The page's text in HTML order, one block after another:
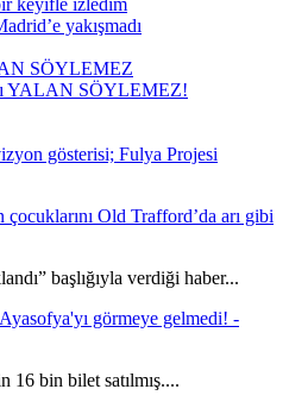
yakışmadı
YALAN SÖYLEMEZ!
gösterisi; Fulya Projesi
Old Trafford’da arı gibi
başlığıyla verdiği haber...
görmeye gelmedi! -
bin bilet satılmış....